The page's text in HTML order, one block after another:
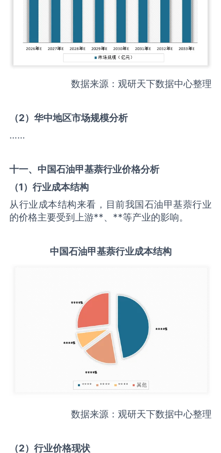
数据来源：观研天下数据中心整理
（2）华中地区市场规模分析
……
十一、中国石油甲基萘行业价格分析
（1）行业成本结构
从行业成本结构来看，目前我国石油甲基萘行业
的价格主要受到上游**、**等产业的影响。
中国石油甲基萘行业成本结构
数据来源：观研天下数据中心整理
（2）行业价格现状